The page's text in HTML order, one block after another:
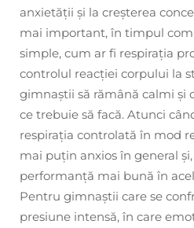
anxietății și la creșterea
mai important, în timpul
simple, cum ar fi respirația
controlul reacției corpului la
gimnaștii să rămână calmi și
ce trebuie să facă. Atunci
respirația controlată în mod
mai puțin anxios în general
performanță mai bună în
Pentru gimnaștii care se
presiune intensă, în care